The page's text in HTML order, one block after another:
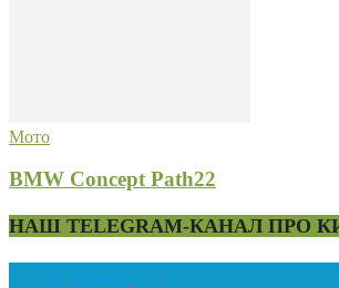
Мото
BMW Concept Path22
НАШ TELEGRAM-КАНАЛ ПРО